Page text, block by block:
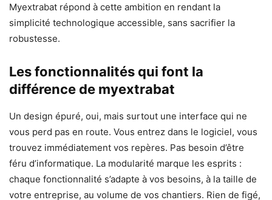
Myextrabat répond à cette ambition en rendant la
simplicité technologique accessible, sans sacrifier la
robustesse.
Les fonctionnalités qui font la
différence de myextrabat
Un design épuré, oui, mais surtout une interface qui ne
vous perd pas en route. Vous entrez dans le logiciel, vous
trouvez immédiatement vos repères. Pas besoin d’être
féru d’informatique. La modularité marque les esprits :
chaque fonctionnalité s’adapte à vos besoins, à la taille de
votre entreprise, au volume de vos chantiers. Rien de figé,